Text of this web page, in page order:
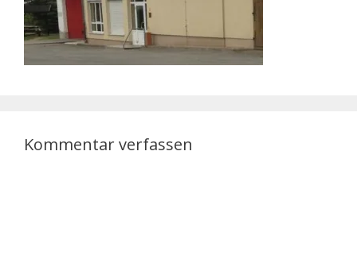
Kommentar verfassen